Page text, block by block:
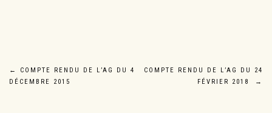
Navigation
←
COMPTE RENDU DE L’AG DU 4
DÉCEMBRE 2015
COMPTE RENDU DE L’AG DU 24
FÉVRIER 2018
→